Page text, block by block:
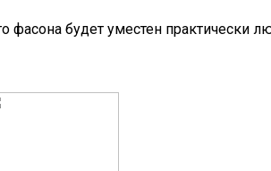
фасона будет уместен практически